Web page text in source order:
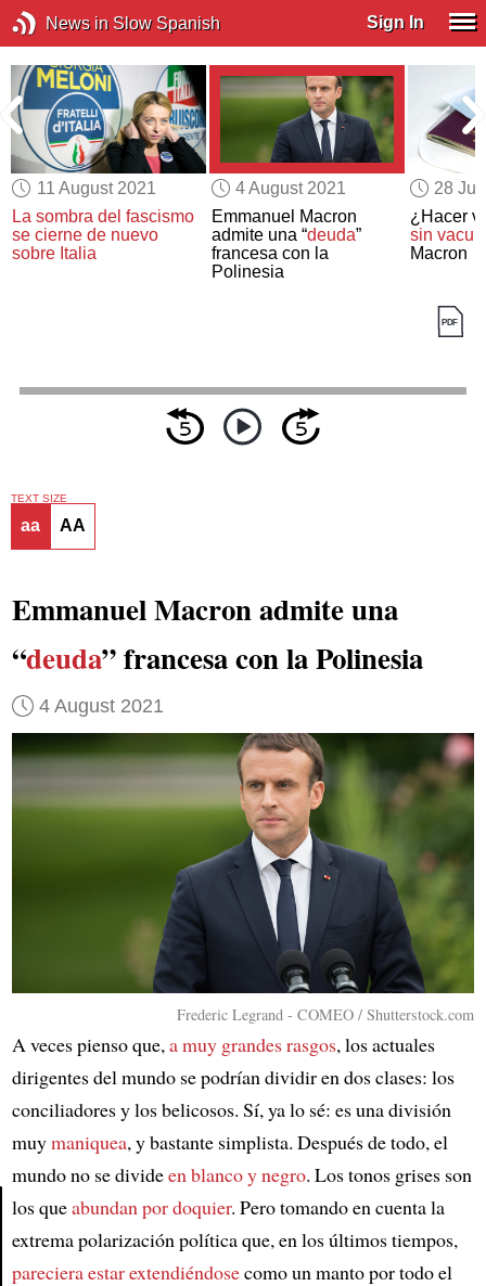
News in Slow Spanish Sign In
11 August 2021
La sombra del fascismo
se cierne de nuevo
sobre Italia
4 August 2021
Emmanuel Macron
admite una “deuda”
francesa con la
Polinesia
28
¿Hacer
sin
Macron
Article
TEXT SIZE
aa AA
Emmanuel Macron admite una
“deuda” francesa con la Polinesia
4 August 2021
Frederic Legrand - COMEO / Shutterstock.com
A veces pienso que,a muy grandes rasgos, los actuales
dirigentes del mundo se podrían dividir en dos clases: los
conciliadores y los belicosos. Sí, ya lo sé: es una división
muymaniquea, y bastante simplista. Después de todo, el
mundo no se divideen blanco y negro. Los tonos grises son
los queabundan por doquier. Pero tomando en cuenta la
extrema polarización política que, en los últimos tiempos,
pareciera estar extendiéndosecomo un manto por todo el